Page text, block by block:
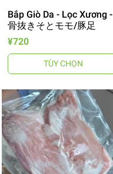
Bắp Giò Da - Lọc Xương -
骨抜きそとモモ/豚足
¥720
TÙY CHỌN